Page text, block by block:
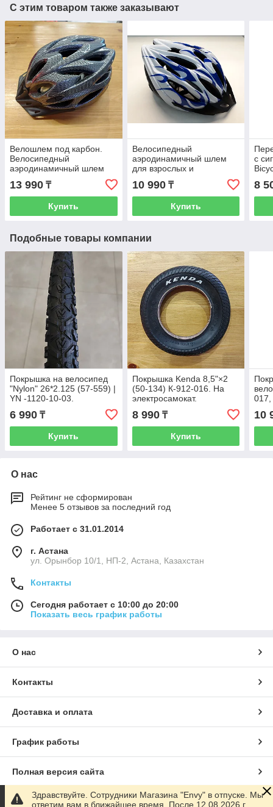
С этим товаром также заказывают
Велошлем под карбон.
Велосипедный
аэродинамичный шлем
велосипеда. Каска.
13 990 ₸
Купить
Велосипедный
аэродинамичный шлем
для взрослых и
Kaspi RED
10 990₸
Купить
с
8
Подобные товары компании
Покрышка на велосипед
"Nylon" 26*2.125 (57-559) |
YN -1120-10-03.
Колесо. Шина.
6 990 ₸
Купить
Покрышка Kenda 8,5"×2
(50-134) К-912-016. На
электросамокат.
Оригинал. Велопокрышка.
Резина. Колесо. Шина.
8 990₸
Купить
10
О нас
Рейтинг не сформирован
Менее 5 отзывов за последний год
Работает с 31.01.2014
г. Астана
ул. Орынбор 10/1, НП-2, Астана, Казахстан
Контакты
Сегодня работает с 10:00 до 20:00
Показать весь график работы
О нас
Контакты
Доставка и оплата
График работы
Полная версия сайта
Сайт создан на маркетплейсеSatu.kz
Здравствуйте. Сотрудники Магазина "Envy" в отпуске. Мы
ответим вам в ближайшее время. После 12.08.2026 г.